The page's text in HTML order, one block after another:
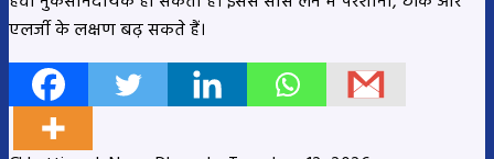
एलर्जी के लक्षण बढ़ सकते हैं।